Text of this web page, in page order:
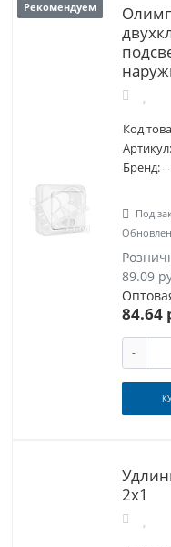
Рекомендуем
Код
Артикул:
Бренд:
Под
89.09
84.64
-
2х1